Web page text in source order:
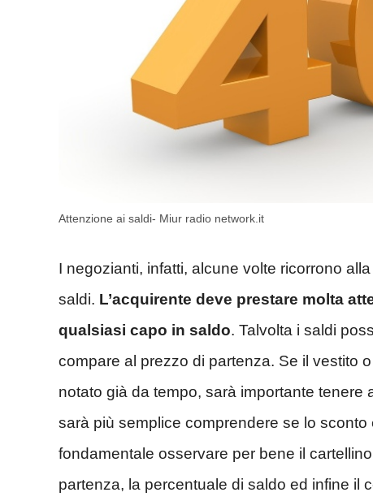
Attenzione ai saldi- Miur radio network.it
I negozianti, infatti, alcune volte ricorrono
saldi. L’acquirente deve prestare molta
qualsiasi capo in saldo. Talvolta i saldi
compare al prezzo di partenza. Se il vestito
notato già da tempo, sarà importante
sarà più semplice comprendere se lo
fondamentale osservare per bene il
partenza, la percentuale di saldo ed infine il